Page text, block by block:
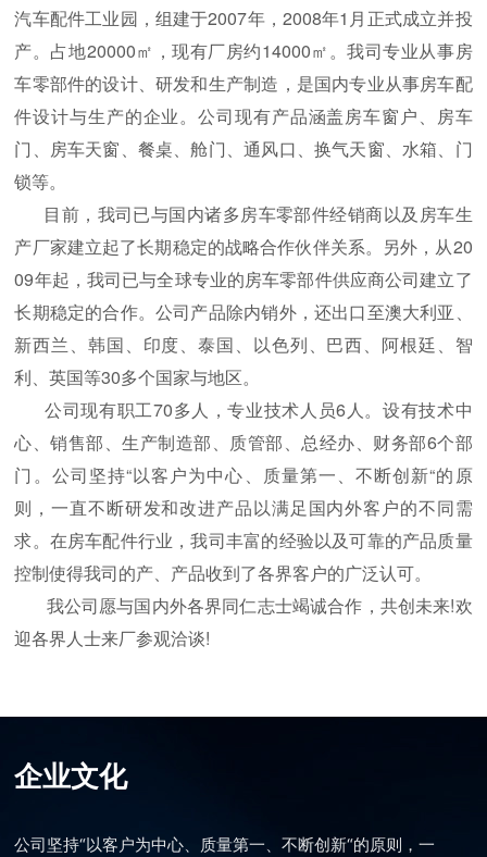
汽车配件工业园，组建于2007年，2008年1月正式成立并投
产。占地20000㎡，现有厂房约14000㎡。我司专业从事房
车零部件的设计、研发和生产制造，是国内专业从事房车配
件设计与生产的企业。公司现有产品涵盖房车窗户、房车
门、房车天窗、餐桌、舱门、通风口、换气天窗、水箱、门
锁等。
目前，我司已与国内诸多房车零部件经销商以及房车生
产厂家建立起了长期稳定的战略合作伙伴关系。另外，从20
09年起，我司已与全球专业的房车零部件供应商公司建立了
长期稳定的合作。公司产品除内销外，还出口至澳大利亚、
新西兰、韩国、印度、泰国、以色列、巴西、阿根廷、智
利、英国等30多个国家与地区。
公司现有职工70多人，专业技术人员6人。设有技术中
心、销售部、生产制造部、质管部、总经办、财务部6个部
门。公司坚持“以客户为中心、质量第一、不断创新“的原
则，一直不断研发和改进产品以满足国内外客户的不同需
求。在房车配件行业，我司丰富的经验以及可靠的产品质量
控制使得我司的产、产品收到了各界客户的广泛认可。
我公司愿与国内外各界同仁志士竭诚合作，共创未来!欢
迎各界人士来厂参观洽谈!
企业文化
公司坚持“以客户为中心、质量第一、不断创新“的原则，一